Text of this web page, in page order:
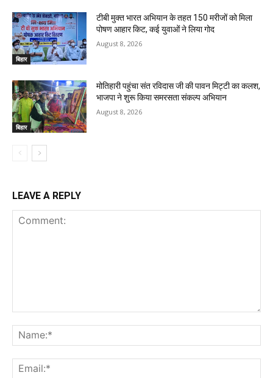
बिहार
टीबी मुक्त भारत अभियान के तहत 150 मरीजों को मिला
पोषण आहार किट, कई युवाओं ने लिया गोद
August 8, 2026
बिहार
मोतिहारी पहुंचा संत रविदास जी की पावन मिट्टी का कलश,
भाजपा ने शुरू किया समरसता संकल्प अभियान
August 8, 2026
LEAVE A REPLY